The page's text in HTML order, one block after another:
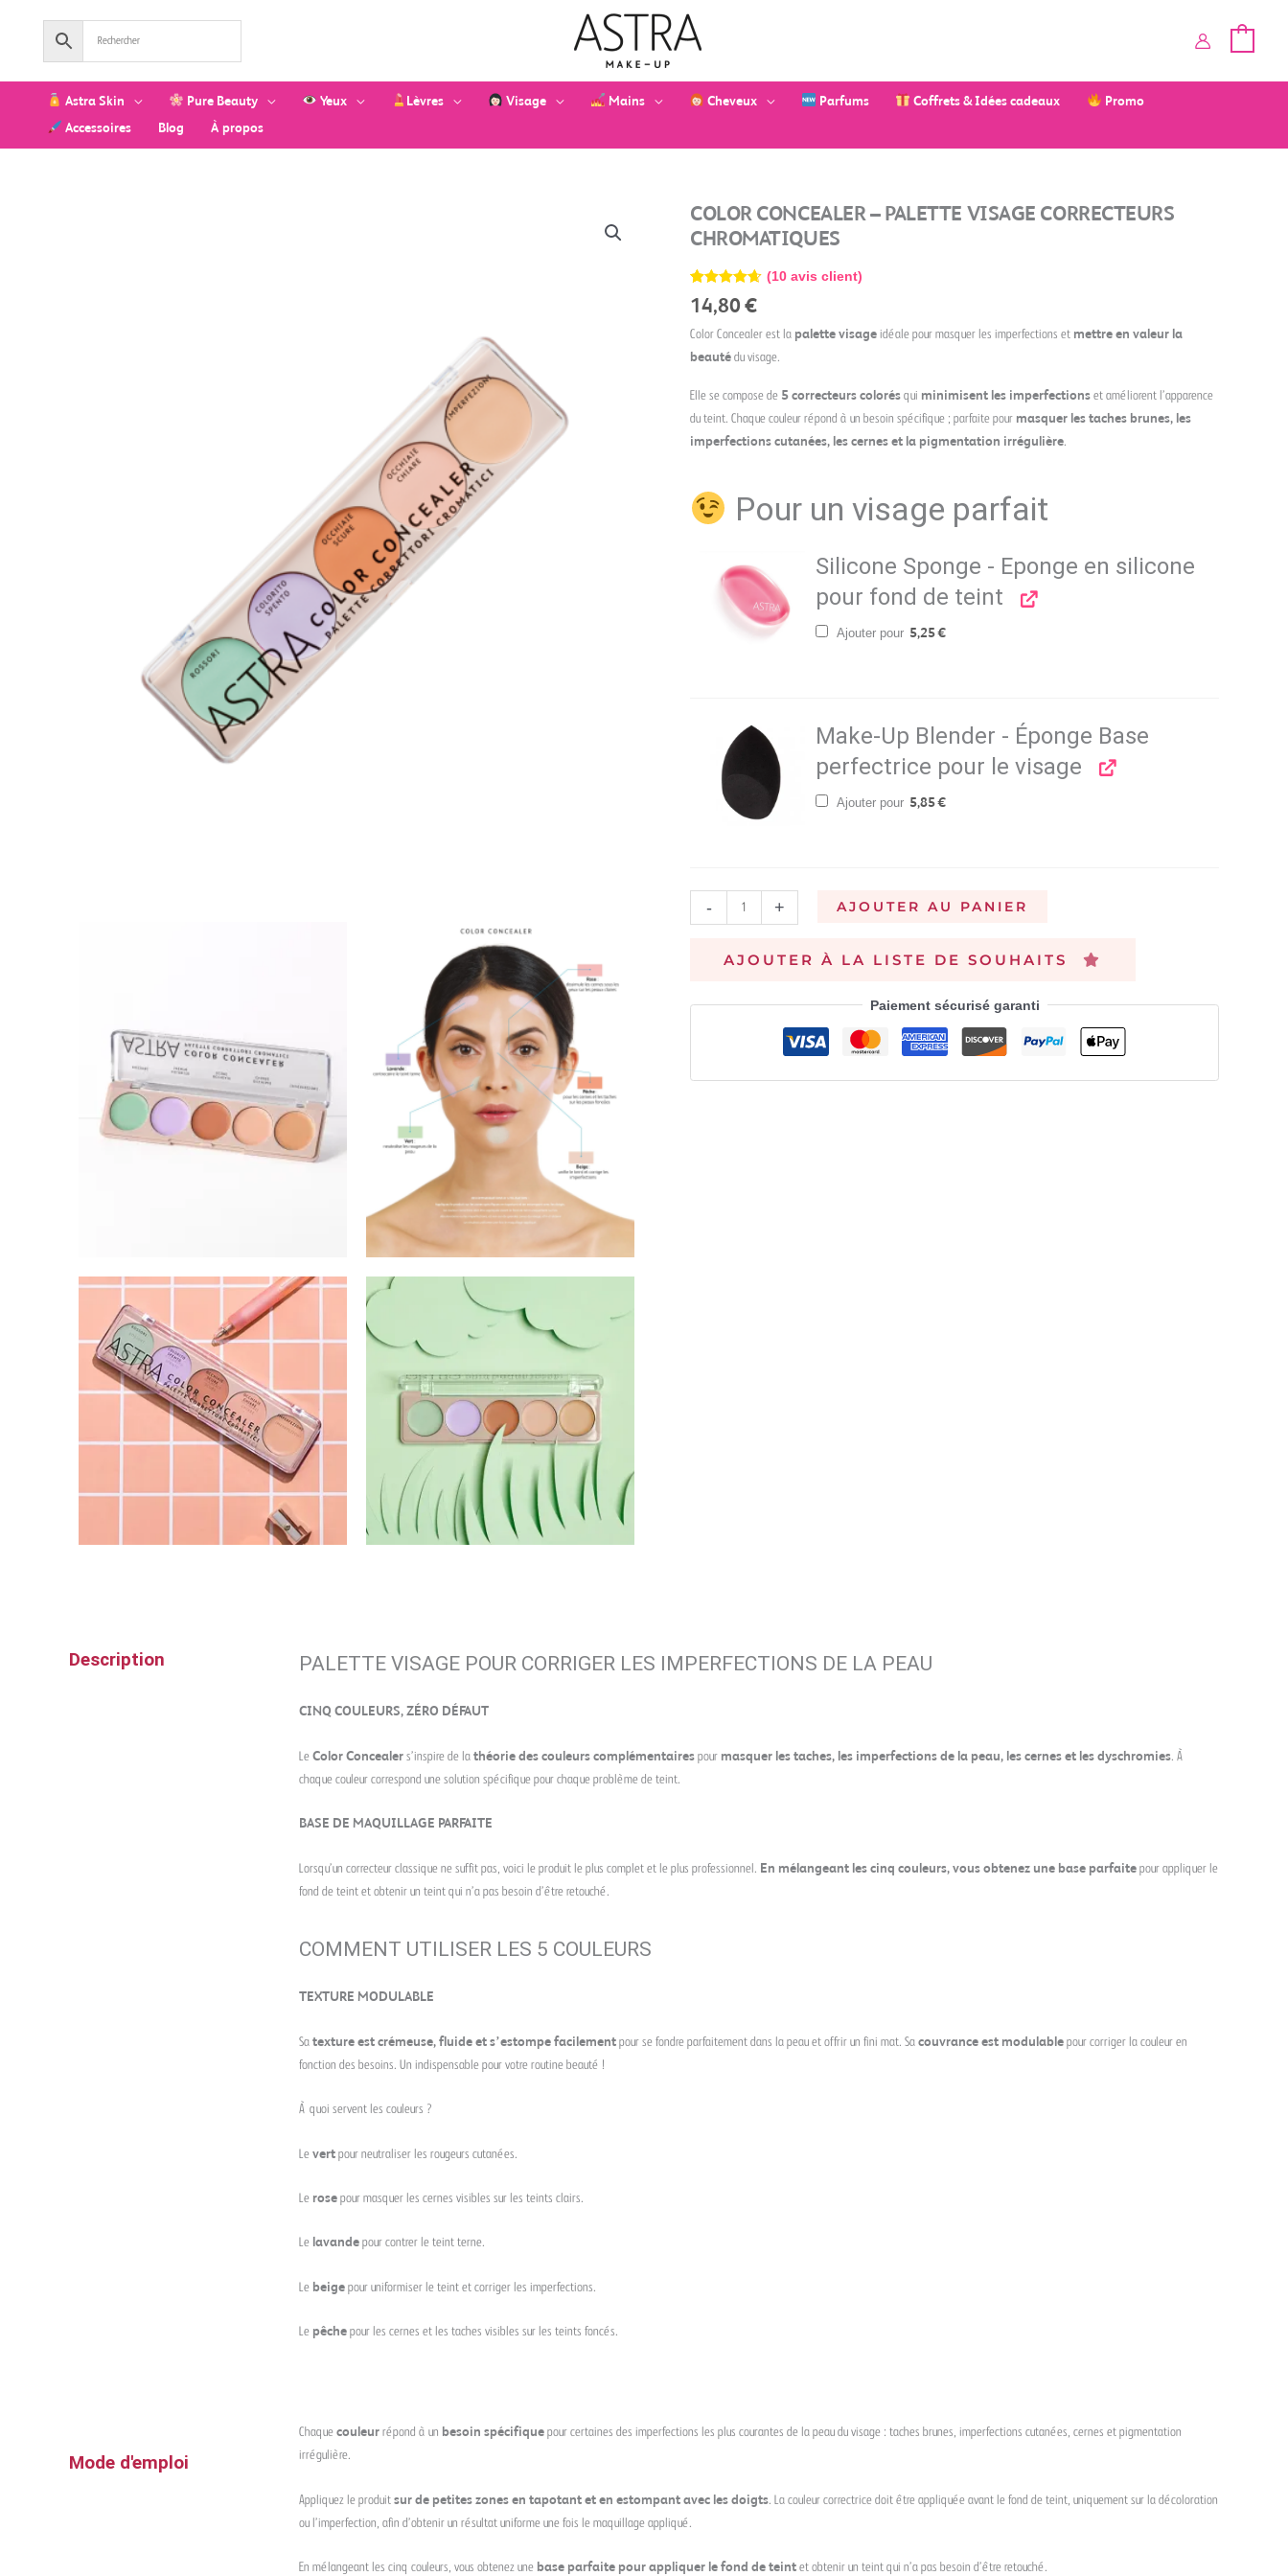
Astra Skin Pure Beauty Yeux Lèvres Visage Mains Cheveux Parfums Coffrets & Idées cadeaux
Promo
Accessoires
Blog À propos
COLOR CONCEALER – PALETTE VISAGE CORRECTEURS
CHROMATIQUES
Noté 4.60
sur 5
10
notations
client
(10avis client)
14,80€
Color Concealer est la palette visage idéale pour masquer les imperfections et mettre en valeur la
beauté du visage.
Elle se compose de 5 correcteurs colorés qui minimisent les imperfections et améliorent l’apparence
du teint. Chaque couleur répond à un besoin spécifique ; parfaite pour masquer les taches brunes, les
imperfections cutanées, les cernes et la pigmentation irrégulière.
Pour un visage parfait
Silicone Sponge - Eponge en silicone
pour fond de teint
Ajouter pour 5,25€
Make-Up Blender - Éponge Base
perfectrice pour le visage
Ajouter pour 5,85€
-
quantité
de
Color
Concealer
-
Palette
Visage
Chromatiques
+ AJOUTER AU PANIER
AJOUTER À LA LISTE DE SOUHAITS
Paiement sécurisé garanti
Description PALETTE VISAGE POUR CORRIGER LES IMPERFECTIONS DE LA PEAU
CINQ COULEURS, ZÉRO DÉFAUT
Le Color Concealer s’inspire de la théorie des couleurs complémentaires pour masquer les taches, les imperfections de la peau, les cernes et les dyschromies. À
chaque couleur correspond une solution spécifique pour chaque problème de teint.
BASE DE MAQUILLAGE PARFAITE
Lorsqu’un correcteur classique ne suffit pas, voici le produit le plus complet et le plus professionnel. En mélangeant les cinq couleurs, vous obtenez une base parfaite pour appliquer le
fond de teint et obtenir un teint qui n’a pas besoin d’être retouché.
COMMENT UTILISER LES 5 COULEURS
TEXTURE MODULABLE
Sa texture est crémeuse, fluide et s’estompe facilement pour se fondre parfaitement dans la peau et offrir un fini mat. Sa couvrance est modulable pour corriger la couleur en
fonction des besoins. Un indispensable pour votre routine beauté !
À quoi servent les couleurs ?
Le vert pour neutraliser les rougeurs cutanées.
Le rose pour masquer les cernes visibles sur les teints clairs.
Le lavande pour contrer le teint terne.
Le beige pour uniformiser le teint et corriger les imperfections.
Le pêche pour les cernes et les taches visibles sur les teints foncés.
Mode d'emploi
Chaque couleur répond à un besoin spécifique pour certaines des imperfections les plus courantes de la peau du visage : taches brunes, imperfections cutanées, cernes et pigmentation
irrégulière.
Appliquez le produit sur de petites zones en tapotant et en estompant avec les doigts. La couleur correctrice doit être appliquée avant le fond de teint, uniquement sur la décoloration
ou l’imperfection, afin d’obtenir un résultat uniforme une fois le maquillage appliqué.
En mélangeant les cinq couleurs, vous obtenez une base parfaite pour appliquer le fond de teint et obtenir un teint qui n’a pas besoin d’être retouché.